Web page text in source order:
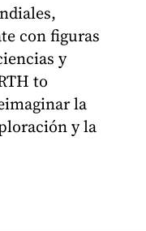
con figuras
y
to
la
y la